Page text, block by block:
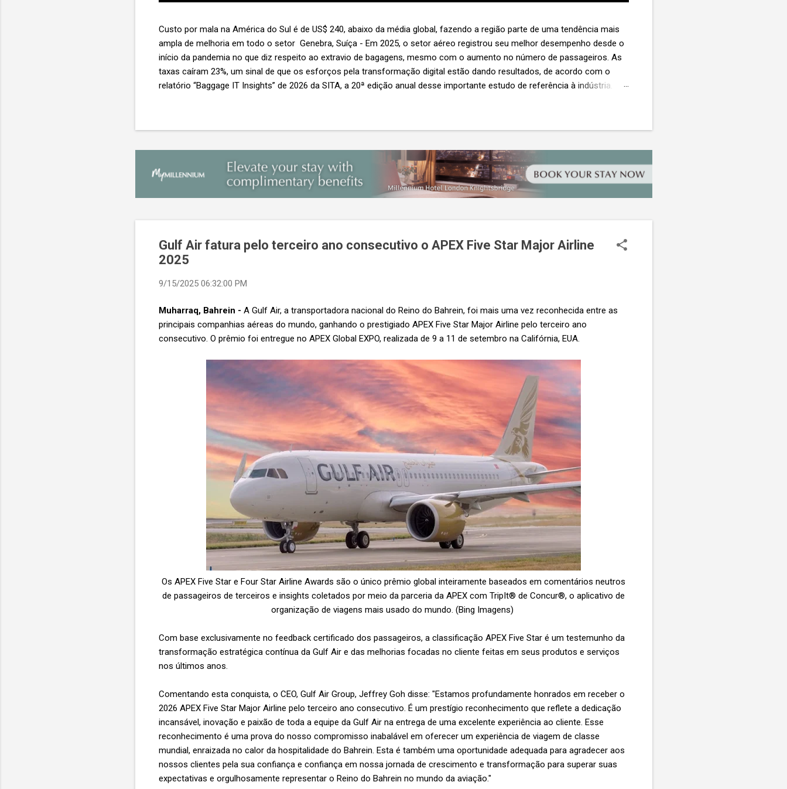
Custo por mala na América do Sul é de US$ 240, abaixo da média global, fazendo a região parte de uma tendência mais
ampla de melhoria em todo o setor Genebra, Suíça - Em 2025, o setor aéreo registrou seu melhor desempenho desde o
início da pandemia no que diz respeito ao extravio de bagagens, mesmo com o aumento no número de passageiros. As
taxas caíram 23%, um sinal de que os esforços pela transformação digital estão dando resultados, de acordo com o
relatório “Baggage IT Insights” de 2026 da SITA, a 20ª edição anual desse importante estudo de referência à indústria. (©
lucro líquido médio de apenas US$ 8 por passageiro, uma mala extraviada anula o lucro de mais de 30 assentos vendidos,
Gulf Air fatura pelo terceiro ano consecutivo o APEX Five Star Major Airline
2025
9/15/2025 06:32:00 PM
Muharraq, Bahrein - A Gulf Air, a transportadora nacional do Reino do Bahrein, foi mais uma vez reconhecida entre as
principais companhias aéreas do mundo, ganhando o prestigiado APEX Five Star Major Airline pelo terceiro ano
consecutivo. O prêmio foi entregue no APEX Global EXPO, realizada de 9 a 11 de setembro na Califórnia, EUA.
Os APEX Five Star e Four Star Airline Awards são o único prêmio global inteiramente baseados em comentários neutros
de passageiros de terceiros e insights coletados por meio da parceria da APEX com TripIt® de Concur®, o aplicativo de
organização de viagens mais usado do mundo. (Bing Imagens)
Com base exclusivamente no feedback certificado dos passageiros, a classificação APEX Five Star é um testemunho da
transformação estratégica contínua da Gulf Air e das melhorias focadas no cliente feitas em seus produtos e serviços
nos últimos anos.
Comentando esta conquista, o CEO, Gulf Air Group, Jeffrey Goh disse: "Estamos profundamente honrados em receber o
2026 APEX Five Star Major Airline pelo terceiro ano consecutivo. É um prestígio reconhecimento que reflete a dedicação
incansável, inovação e paixão de toda a equipe da Gulf Air na entrega de uma excelente experiência ao cliente. Esse
reconhecimento é uma prova do nosso compromisso inabalável em oferecer um experiência de viagem de classe
mundial, enraizada no calor da hospitalidade do Bahrein. Esta é também uma oportunidade adequada para agradecer aos
nossos clientes pela sua confiança e confiança em nossa jornada de crescimento e transformação para superar suas
expectativas e orgulhosamente representar o Reino do Bahrein no mundo da aviação."